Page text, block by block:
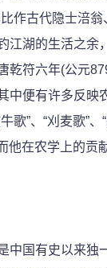
作古代隐士涪翁
江湖的生活之余
乾符六年(公元
中便有许多反映
歌”、“刈麦歌”、
他在农学上的
国有史以来独